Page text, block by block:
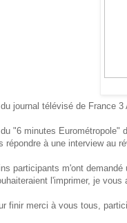
journal télévisé de France
"6 minutes Eurométropole"
répondre à une interview au
participants m'ont
l'imprimer, je vous
finir merci à vous tous,